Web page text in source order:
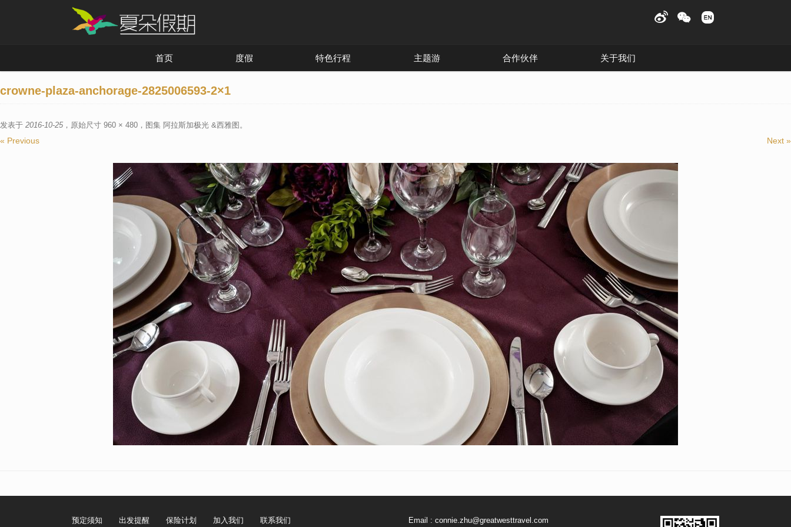
首页 度假 特色行程 主题游 合作伙伴 关于我们
crowne-plaza-anchorage-2825006593-2×1
发表于 2016-10-25 ，原始尺寸 960 × 480 ，图集 阿拉斯加极光 &西雅图 。
« Previous Next »
预定须知 出发提醒 保险计划 加入我们 联系我们 Email : connie.zhu@greatwesttravel.com